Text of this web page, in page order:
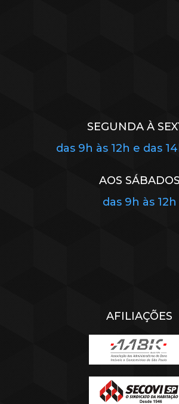
SEGUNDA À
das 9h às 12h e das
AOS SÁBADOS
das 9h às 12h
AFILIAÇÕES